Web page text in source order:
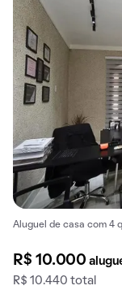
Aluguel de casa com 4
R$ 10.000
R$ 10.440 total